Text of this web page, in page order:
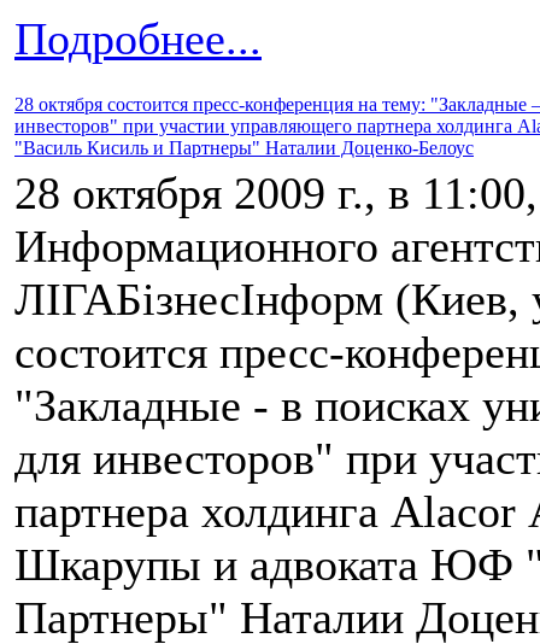
Подробнее...
28 октября состоится пресс-конференция на тему:
инвесторов" при участии управляющего партнера холдинга
"Василь Кисиль и Партнеры" Наталии Доценко-Белоус
28 октября 2009 г., в
Информационного
ЛІГАБізнесІнформ
состоится пресс-
"Закладные - в поисках
для инвесторов" при
партнера холдинга Alacor
Шкарупы и адвоката ЮФ
Партнеры" Наталии